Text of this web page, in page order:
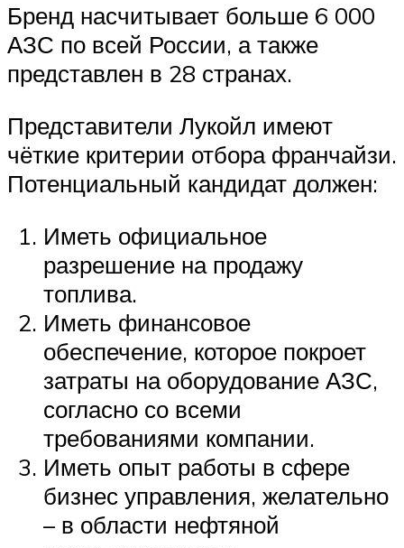
Бренд насчитывает больше 6 000
АЗС по всей России, а также
представлен в 28 странах.
Представители Лукойл имеют
чёткие критерии отбора франчайзи.
Потенциальный кандидат должен:
Иметь официальное
разрешение на продажу
топлива.
Иметь финансовое
обеспечение, которое покроет
затраты на оборудование АЗС,
согласно со всеми
требованиями компании.
Иметь опыт работы в сфере
бизнес управления, желательно
– в области нефтяной